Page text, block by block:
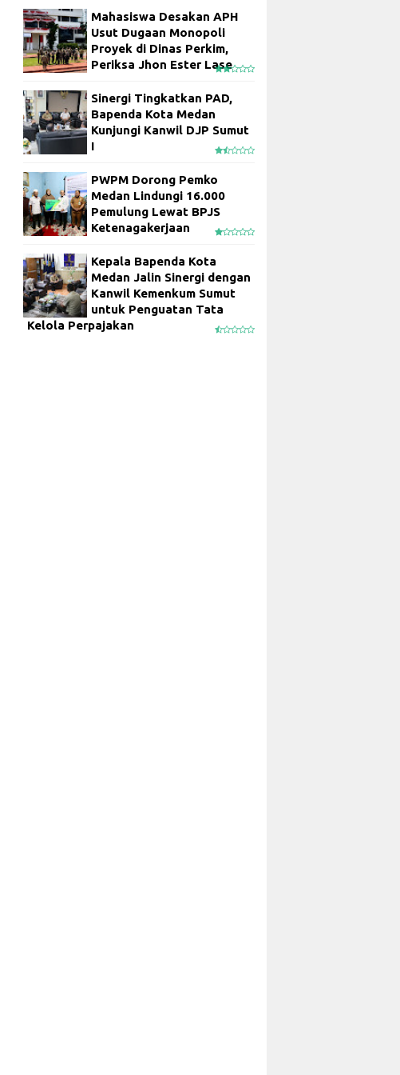
Mahasiswa Desakan APH
Usut Dugaan Monopoli
Proyek di Dinas Perkim,
Periksa Jhon Ester Lase
Sinergi Tingkatkan PAD,
Bapenda Kota Medan
Kunjungi Kanwil DJP Sumut
I
PWPM Dorong Pemko
Medan Lindungi 16.000
Pemulung Lewat BPJS
Ketenagakerjaan
Kepala Bapenda Kota
Medan Jalin Sinergi dengan
Kanwil Kemenkum Sumut
untuk Penguatan Tata
Kelola Perpajakan